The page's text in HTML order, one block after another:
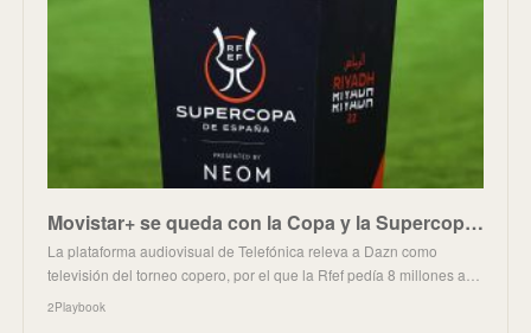
Movistar+ se queda con la Copa y la Supercopa de España por algo menos de 14 millones hasta 2025
La plataforma audiovisual de Telefónica releva a Dazn como
televisión del torneo copero, por el que la Rfef pedía 8 millones a…
2Playbook